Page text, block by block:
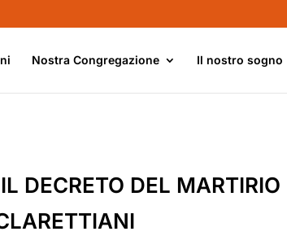
Nostra Congregazione Il nostro sogno
DECRETO DEL MARTIRIO